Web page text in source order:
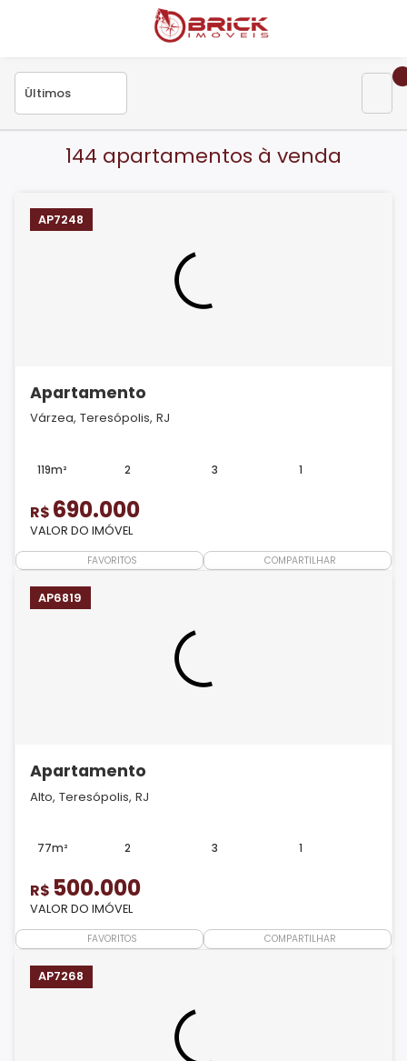
144 apartamentos à venda
AP7248
Apartamento
Várzea, Teresópolis, RJ
119m² 2 3 1
R$ 690.000
VALOR DO IMÓVEL
FAVORITOS COMPARTILHAR
AP6819
Apartamento
Alto, Teresópolis, RJ
77m² 2 3 1
R$ 500.000
VALOR DO IMÓVEL
FAVORITOS COMPARTILHAR
AP7268